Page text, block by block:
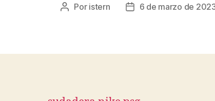
Autor
Por istern
Fecha6 de marzo de